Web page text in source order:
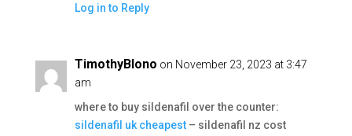
Log in to Reply
TimothyBlono on November 23, 2023 at 3:47
am
where to buy sildenafil over the counter:
sildenafil uk cheapest– sildenafil nz cost